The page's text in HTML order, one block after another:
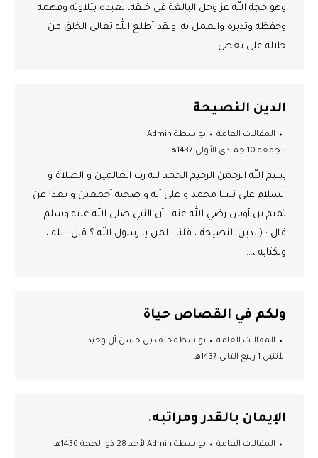
وهو حجة الله عز وجل البالغة في خلقه، نعبده بتلاوته وفهمه
وحفظه وتدبره والعمل به. ولقد أطلع الله تعالى الخلق من
خلاله على بعض…
الدين النصيحة
المقالات العامة بواسطة Admin
الجمعة 10 جمادى الأولى 1437هـ
بسم الله الرحمن الرحيم الحمد لله رب العالمين و الصلاة و
السلام على نبينا محمد و على آله و صحبه أجمعين و بعد! عن
تميم بن أوس رضي الله عنه ، أن النبي صلى الله عليه وسلم
قال : (الدين النصيحة ، قلنا : لمن يا رسول الله ؟ قال : لله ،
ولكتابه ،…
ولكم في القصاص حياة
المقالات العامة بواسطة خلف بن حسن آل وحيد
الأثنين 1 ربيع الثاني 1437هـ
الإيمان بالقدر ومراتبه.
المقالات العامة بواسطة Adminالأحد 28 ذو الحجة 1436هـ